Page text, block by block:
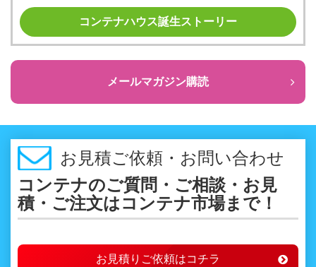
コンテナハウス誕生ストーリー
メールマガジン購読
お見積ご依頼・お問い合わせ
コンテナのご質問・ご相談・お見
積・ご注文はコンテナ市場まで！
お見積りご依頼はコチラ